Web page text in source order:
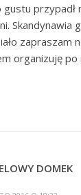
gustu przypadł
Skandynawia
zapraszam
organizuję
DOMEK